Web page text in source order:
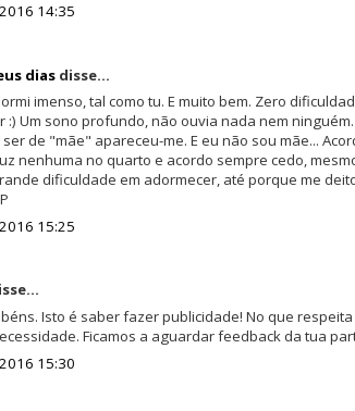
14:35
diasdisse...
imenso, tal como tu. E muito bem. Zero
:) Um sono profundo, não ouvia nada nem
de "mãe" apareceu-me. E eu não sou mãe...
nenhuma no quarto e acordo sempre cedo,
dificuldade em adormecer, até porque me
15:25
Isto é saber fazer publicidade! No que
Ficamos a aguardar feedback da tua
15:30